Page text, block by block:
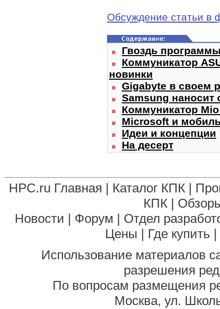
Обсуждение статьи в
Гвоздь
Коммуникатор
новинки
Gigabyte в своем
Samsung наносит
Коммуникатор
Microsoft и
Идеи и концепции
На десерт
HPC.ru Главная | Каталог КПК |
КПК |
Новости | Форум | Отдел
Цены | Где купить |
Использование материалов
разрешения
По вопросам размещения
Москва, ул.